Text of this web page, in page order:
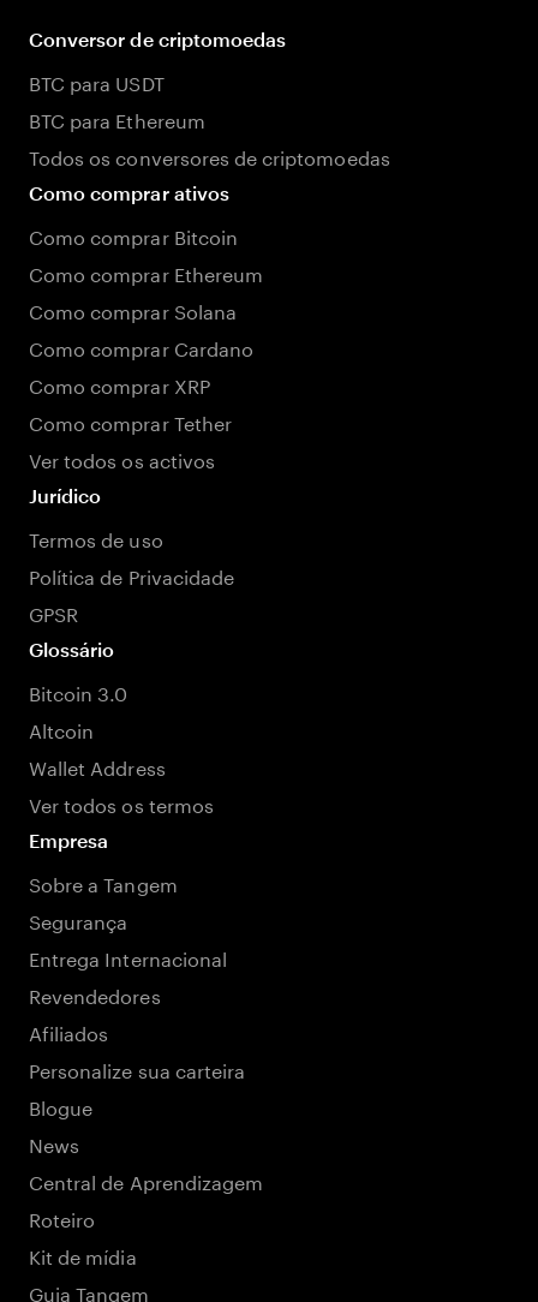
Conversor de criptomoedas
BTC para USDT
BTC para Ethereum
Todos os conversores de criptomoedas
Como comprar ativos
Como comprar Bitcoin
Como comprar Ethereum
Como comprar Solana
Como comprar Cardano
Como comprar XRP
Como comprar Tether
Ver todos os activos
Jurídico
Termos de uso
Política de Privacidade
GPSR
Glossário
Bitcoin 3.0
Altcoin
Wallet Address
Ver todos os termos
Empresa
Sobre a Tangem
Segurança
Entrega Internacional
Revendedores
Afiliados
Personalize sua carteira
Blogue
News
Central de Aprendizagem
Roteiro
Kit de mídia
Guia Tangem